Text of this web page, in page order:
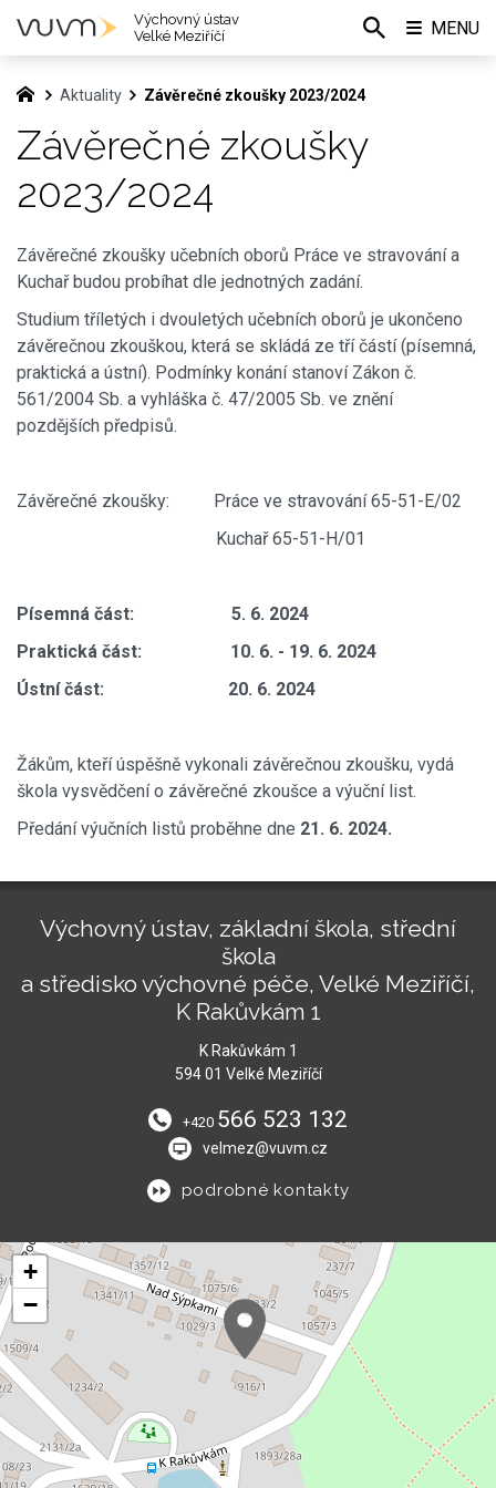
Aktuality Závěrečné zkoušky 2023/2024
Závěrečné zkoušky
2023/2024
Závěrečné zkoušky učebních oborů Práce ve stravování a
Kuchař budou probíhat dle jednotných zadání.
Studium tříletých i dvouletých učebních oborů je ukončeno
závěrečnou zkouškou, která se skládá ze tří částí (písemná,
praktická a ústní). Podmínky konání stanoví Zákon č.
561/2004 Sb. a vyhláška č. 47/2005 Sb. ve znění
pozdějších předpisů.
Závěrečné zkoušky: Práce ve stravování 65-51-E/02
Kuchař 65-51-H/01
Písemná část: 5. 6. 2024
Praktická část: 10. 6. - 19. 6. 2024
Ústní část: 20. 6. 2024
Žákům, kteří úspěšně vykonali závěrečnou zkoušku, vydá
škola vysvědčení o závěrečné zkoušce a výuční list.
Předání výučních listů proběhne dne 21. 6. 2024.
Výchovný ústav, základní škola, střední
škola
a středisko výchovné péče, Velké Meziříčí,
K Rakůvkám 1
K Rakůvkám 1
594 01 Velké Meziříčí
+420 566 523 132
velmez@vuvm.cz
podrobné kontakty
+
−
Výchovný ústav
Velké Meziříčí
MENU